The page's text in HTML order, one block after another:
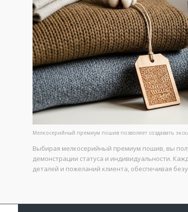
Мелкосерийный премиум пошив позволяет создавать
Выбирая мелкосерийный премиум пошив, вы
демонстрации статуса и индивидуальности.
деталей и пожеланий клиента, обеспечивая